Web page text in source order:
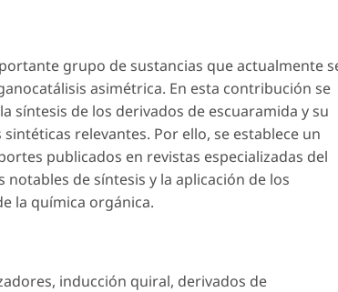
grupo de sustancias que actualmente
asimétrica. En esta contribución se
síntesis de los derivados de escuaramida y su
relevantes. Por ello, se establece un
publicados en revistas especializadas del
de síntesis y la aplicación de los
la química orgánica.
, inducción quiral, derivados de